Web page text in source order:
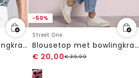
Blousetop met bowlingkraag en knoop
-50%
Street One
Blousetop met bowlingkraag en knoop
€ 20,00€39,99